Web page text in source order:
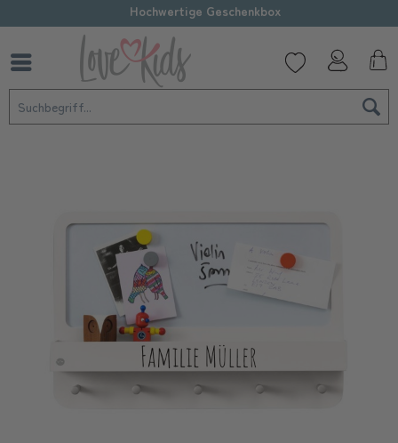
Hochwertige Geschenkbox